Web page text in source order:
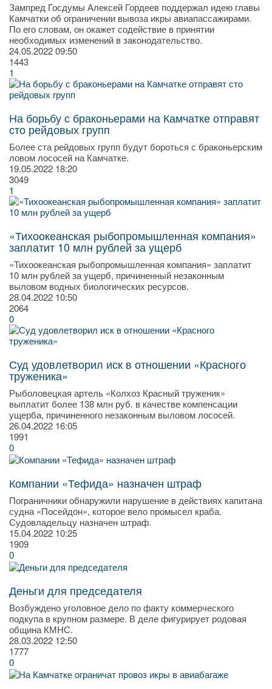
Зампред Госдумы Алексей Гордеев поддержал идею главы
Камчатки об ограничении вывоза икры авиапассажирами.
По его словам, он окажет содействие в принятии
необходимых изменений в законодательство.
24.05.202209:50
1443
1
На борьбу с браконьерами на Камчатке отправят
сто рейдовых групп
Более ста рейдовых групп будут бороться с браконьерским
ловом лососей на Камчатке.
19.05.2022 18:20
3049
1
«Тихоокеанская рыбопромышленная компания»
заплатит 10 млн рублей за ущерб
«Тихоокеанская рыбопромышленная компания» заплатит
10 млн рублей за ущерб, причиненный незаконным
выловом водных биологических ресурсов.
28.04.2022 10:50
2064
0
Суд удовлетворил иск в отношении «Красного
труженика»
Рыболовецкая артель «Колхоз Красный труженик»
выплатит более 138 млн руб. в качестве компенсации
ущерба, причиненного незаконным выловом лососей.
26.04.2022 16:05
1991
0
Компании «Тефида» назначен штраф
Пограничники обнаружили нарушение в действиях капитана
судна «Посейдон», которое вело промысел краба.
Судовладельцу назначен штраф.
15.04.2022 10:25
1909
0
Деньги для председателя
Возбуждено уголовное дело по факту коммерческого
подкупа в крупном размере. В деле фигурирует родовая
община КМНС.
28.03.2022 12:50
1777
0